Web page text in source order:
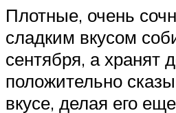
Плотные, очень
сладким вкусом
сентября, а хранят
положительно
вкусе, делая его